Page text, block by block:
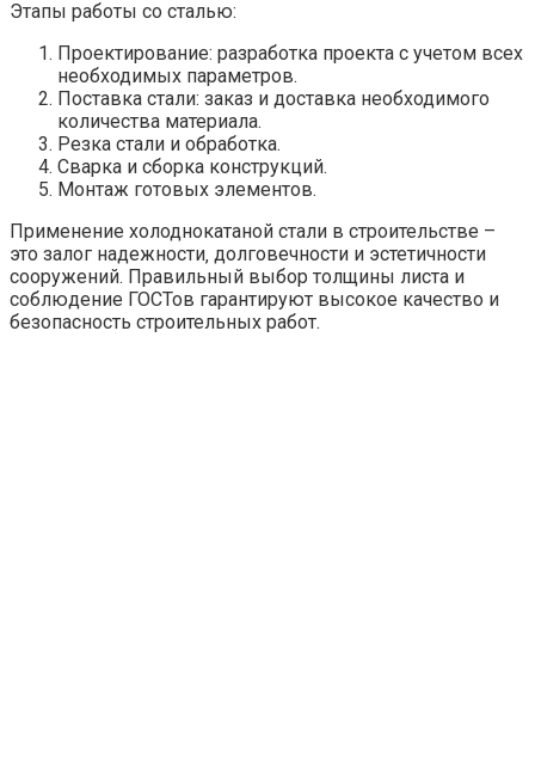
Этапы работы со сталью:
Проектирование: разработка проекта с учетом всех
необходимых параметров.
Поставка стали: заказ и доставка необходимого
количества материала.
Резка стали и обработка.
Сварка и сборка конструкций.
Монтаж готовых элементов.
Применение холоднокатаной стали в строительстве –
это залог надежности‚ долговечности и эстетичности
сооружений. Правильный выбор толщины листа и
соблюдение ГОСТов гарантируют высокое качество и
безопасность строительных работ.